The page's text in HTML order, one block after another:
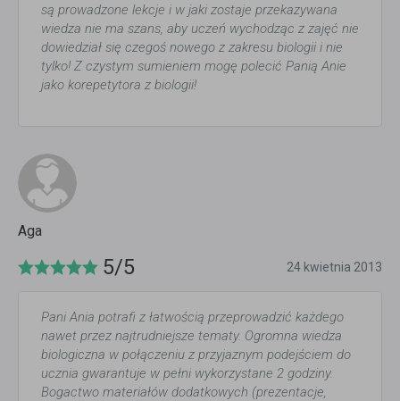
są prowadzone lekcje i w jaki zostaje przekazywana
wiedza nie ma szans, aby uczeń wychodząc z zajęć nie
dowiedział się czegoś nowego z zakresu biologii i nie
tylko! Z czystym sumieniem mogę polecić Panią Anie
jako korepetytora z biologii!
Aga
5/5 24 kwietnia 2013
Pani Ania potrafi z łatwością przeprowadzić każdego
nawet przez najtrudniejsze tematy. Ogromna wiedza
biologiczna w połączeniu z przyjaznym podejściem do
ucznia gwarantuje w pełni wykorzystane 2 godziny.
Bogactwo materiałów dodatkowych (prezentacje,